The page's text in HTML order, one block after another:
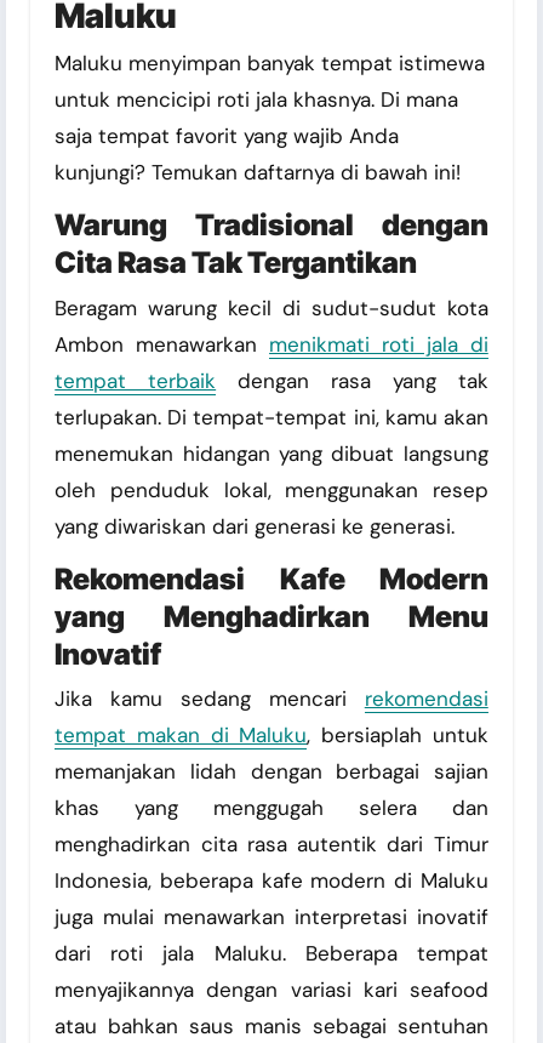
Maluku
Maluku menyimpan banyak tempat istimewa
untuk mencicipi roti jala khasnya. Di mana
saja tempat favorit yang wajib Anda
kunjungi? Temukan daftarnya di bawah ini!
Warung Tradisional dengan
Cita Rasa Tak Tergantikan
Beragam warung kecil di sudut-sudut kota
Ambon menawarkan menikmati roti jala di
tempat terbaik dengan rasa yang tak
terlupakan. Di tempat-tempat ini, kamu akan
menemukan hidangan yang dibuat langsung
oleh penduduk lokal, menggunakan resep
yang diwariskan dari generasi ke generasi.
Rekomendasi Kafe Modern
yang Menghadirkan Menu
Inovatif
Jika kamu sedang mencari rekomendasi
tempat makan di Maluku, bersiaplah untuk
memanjakan lidah dengan berbagai sajian
khas yang menggugah selera dan
menghadirkan cita rasa autentik dari Timur
Indonesia, beberapa kafe modern di Maluku
juga mulai menawarkan interpretasi inovatif
dari roti jala Maluku. Beberapa tempat
menyajikannya dengan variasi kari seafood
atau bahkan saus manis sebagai sentuhan